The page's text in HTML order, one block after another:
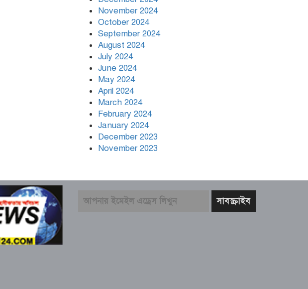
November 2024
October 2024
September 2024
August 2024
July 2024
June 2024
May 2024
April 2024
March 2024
February 2024
January 2024
December 2023
November 2023